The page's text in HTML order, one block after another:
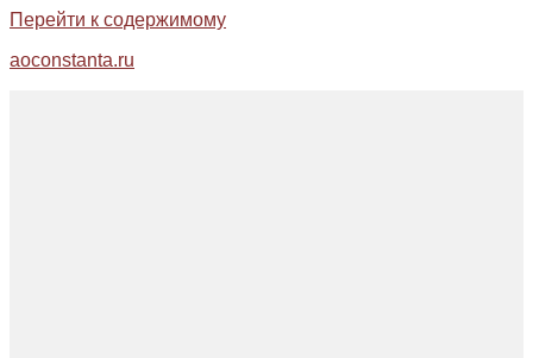
Перейти к содержимому
aoconstanta.ru